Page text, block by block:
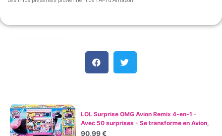
LOL Surprise OMG Avion Remix 4-en-1 -
Avec 50 surprises - Se transforme en Avion,
Voiture, Studio d'enregistrement et Salle de
90,99 €